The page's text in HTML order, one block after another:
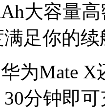
大容量
足你的
为Mate X
分钟即